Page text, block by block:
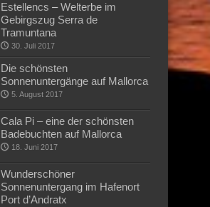
Estellencs – Welterbe im
Gebirgszug Serra de
Tramuntana
30. Juli 2017
Die schönsten
Sonnenuntergänge auf Mallorca
5. August 2017
Cala Pi – eine der schönsten
Badebuchten auf Mallorca
18. Juni 2017
Wunderschöner
Sonnenuntergang im Hafenort
Port d’Andratx